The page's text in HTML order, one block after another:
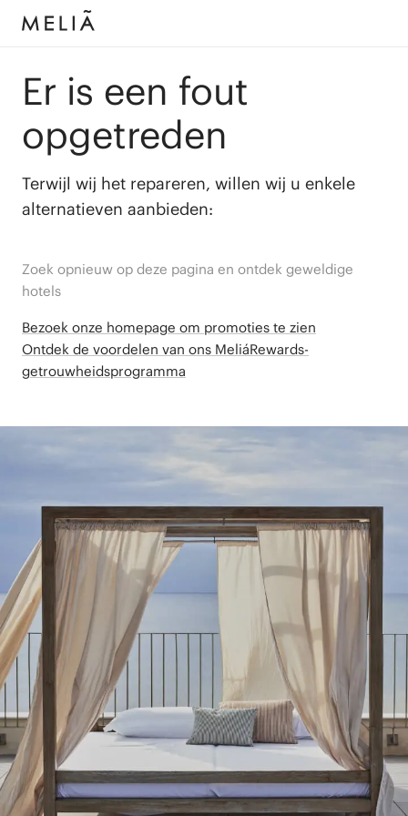
Er is een fout
opgetreden
Terwijl wij het repareren, willen wij u enkele
alternatieven aanbieden:
Zoek opnieuw op deze pagina en ontdek geweldige
hotels
Bezoek onze homepage om promoties te zien
Ontdek de voordelen van ons MeliáRewards-
getrouwheidsprogramma